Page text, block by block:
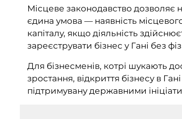
Місцеве законодавство дозволяє
єдина умова — наявність
капіталу, якщо діяльність
зареєструвати бізнес у Гані без
Для бізнесменів, котрі шукають
зростання, відкриття бізнесу в
підтримувану державними